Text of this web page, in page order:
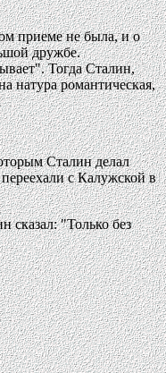
приеме не была, и о
дружбе.
Тогда Сталин,
натура романтическая,
Сталин делал
с Калужской в
сказал: "Только без